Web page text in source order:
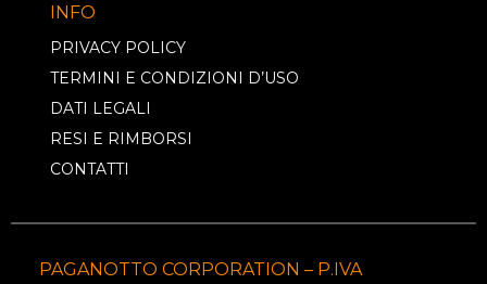
INFO
PRIVACY POLICY
TERMINI E CONDIZIONI D’USO
DATI LEGALI
RESI E RIMBORSI
CONTATTI
PAGANOTTO CORPORATION – P.IVA